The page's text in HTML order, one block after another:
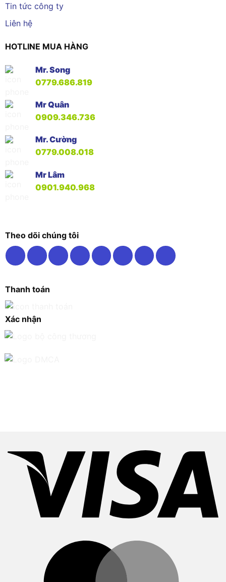
Tin tức công ty
Liên hệ
HOTLINE MUA HÀNG
Mr. Song
0779.686.819
Mr Quân
0909.346.736
Mr. Cường
0779.008.018
Mr Lâm
0901.940.968
Theo dõi chúng tôi
Thanh toán
Xác nhận